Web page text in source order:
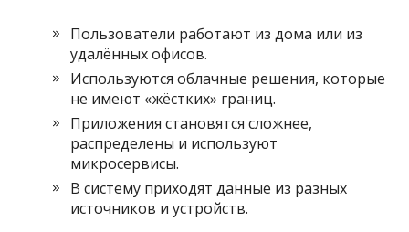
Пользователи работают из дома или из
удалённых офисов.
Используются облачные решения, которые
не имеют «жёстких» границ.
Приложения становятся сложнее,
распределены и используют
микросервисы.
В систему приходят данные из разных
источников и устройств.